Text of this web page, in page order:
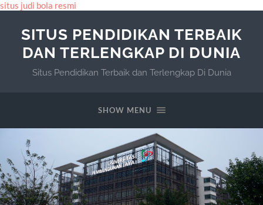
situs judi bola resmi
SITUS PENDIDIKAN TERBAIK
DAN TERLENGKAP DI DUNIA
Situs Pendidikan Terbaik dan Terlengkap Di Dunia
SHOW MENU